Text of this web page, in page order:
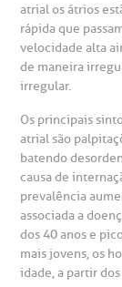
Endereço:
R. Martiniano
CEP: 01323-001
São Paulo - SP
Clínica
de
de
de Sangue
atrial os átrios
rápida que
velocidade alta
de maneira
irregular.
Os principais
atrial são
batendo
causa de
prevalência
associada a
dos 40 anos e
mais jovens, os
idade, a partir